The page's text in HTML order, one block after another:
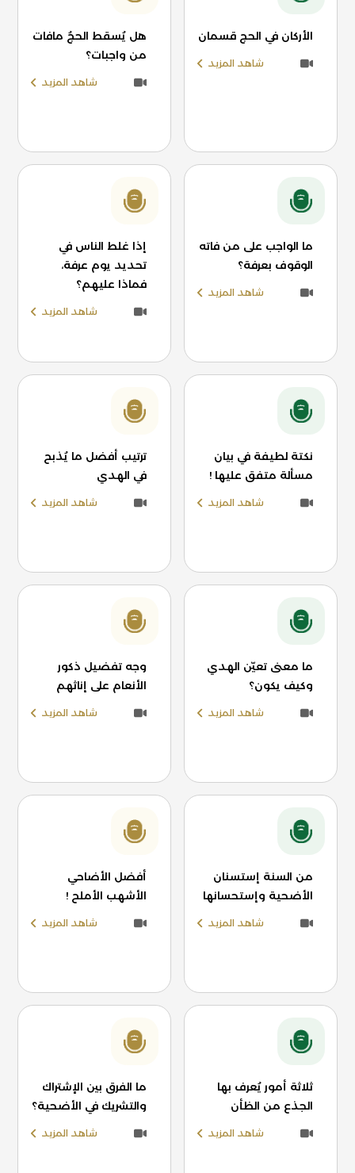
الأركان في الحج قسمان
شاهد المزيد
هل يُسقط الحجُ مافات
من واجبات؟
شاهد المزيد
ما الواجب على من فاته
الوقوف بعرفة؟
شاهد المزيد
إذا غلط الناس في
تحديد يوم عرفة،
فماذا عليهم؟
شاهد المزيد
نكتة لطيفة في بيان
مسألة متفق عليها !
شاهد المزيد
ترتيب أفضل ما يُذبح
في الهدي
شاهد المزيد
ما معنى تعيّن الهدي
وكيف يكون؟
شاهد المزيد
وجه تفضيل ذكور
الأنعام على إناثهم
شاهد المزيد
من السنة إستسنان
الأضحية وإستحسانها
شاهد المزيد
أفضل الأضاحي
الأشهب الأملح !
شاهد المزيد
ثلاثة أمور يُعرف بها
الجذع من الظأن
شاهد المزيد
ما الفرق بين الإشتراك
والتشريك في الأضحية؟
شاهد المزيد